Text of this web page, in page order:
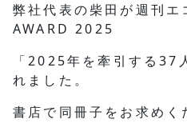
弊社代表の柴田が週刊エ
AWARD 2025
「2025年を牽引する37
れました。
書店で同冊子をお求めく